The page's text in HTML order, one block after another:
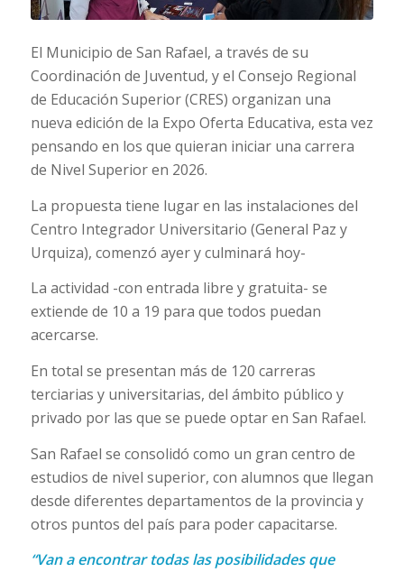
El Municipio de San Rafael, a través de su
Coordinación de Juventud, y el Consejo Regional
de Educación Superior (CRES) organizan una
nueva edición de la Expo Oferta Educativa, esta vez
pensando en los que quieran iniciar una carrera
de Nivel Superior en 2026.
La propuesta tiene lugar en las instalaciones del
Centro Integrador Universitario (General Paz y
Urquiza), comenzó ayer y culminará hoy-
La actividad -con entrada libre y gratuita- se
extiende de 10 a 19 para que todos puedan
acercarse.
En total se presentan más de 120 carreras
terciarias y universitarias, del ámbito público y
privado por las que se puede optar en San Rafael.
San Rafael se consolidó como un gran centro de
estudios de nivel superior, con alumnos que llegan
desde diferentes departamentos de la provincia y
otros puntos del país para poder capacitarse.
“Van a encontrar todas las posibilidades que